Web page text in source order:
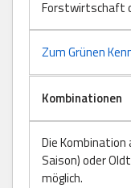
Forstwirtschaft
Zum Grünen
Kombinationen
Die
Saison) oder
möglich.